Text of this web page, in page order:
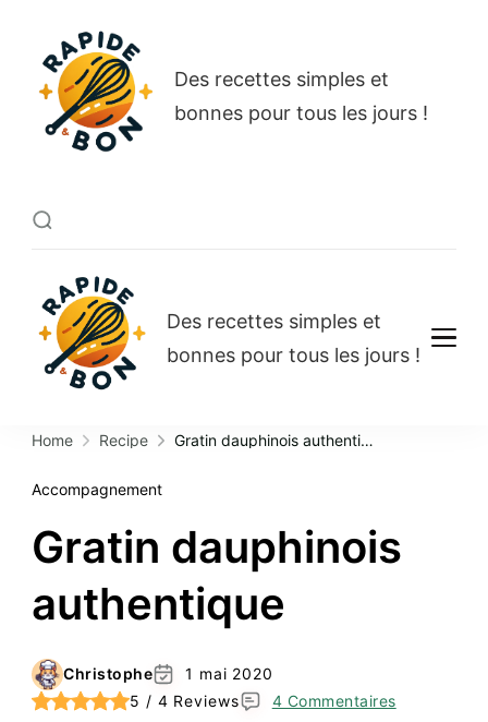
Rapide et bon
Des recettes simples et
bonnes pour tous les jours !
Rapide et bon
Des recettes simples et
bonnes pour tous les jours !
Home Recipe Gratin dauphinois authentique
Accompagnement
Gratin dauphinois
authentique
Christophe
1 mai 2020
5 / 4 Reviews
4 Commentaires